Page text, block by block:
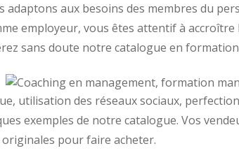
adaptons aux besoins des membres du
employeur, vous êtes attentif à accroître
sans doute notre catalogue en
utilisation des réseaux sociaux,
exemples de notre catalogue. Vos
pour faire acheter.